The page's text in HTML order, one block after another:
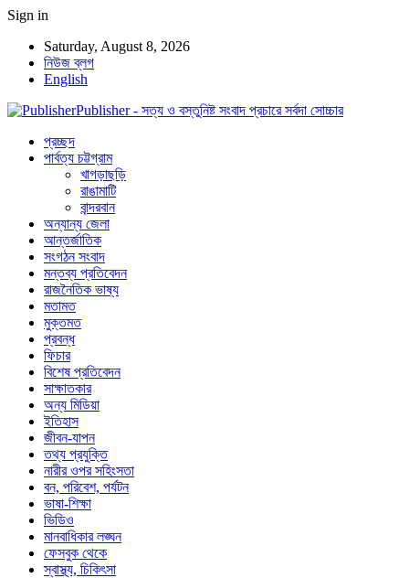
Sign in
Saturday, August 8, 2026
নিউজ ব্লগ
English
Publisher - সত্য ও বস্তুনিষ্ট সংবাদ প্রচারে সর্বদা সোচ্চার
প্রচ্ছদ
পার্বত্য চট্টগ্রাম
খাগড়াছড়ি
রাঙামাটি
বান্দরবান
অন্যান্য জেলা
আন্তর্জাতিক
সংগঠন সংবাদ
মন্তব্য প্রতিবেদন
রাজনৈতিক ভাষ্য
মতামত
মুক্তমত
প্রবন্ধ
ফিচার
বিশেষ প্রতিবেদন
সাক্ষাতকার
অন্য মিডিয়া
ইতিহাস
জীবন-যাপন
তথ্য প্রযুক্তি
নারীর ওপর সহিংসতা
বন, পরিবেশ, পর্যটন
ভাষা-শিক্ষা
ভিডিও
মানবাধিকার লঙ্ঘন
ফেসবুক থেকে
স্বাস্থ্য, চিকিৎসা